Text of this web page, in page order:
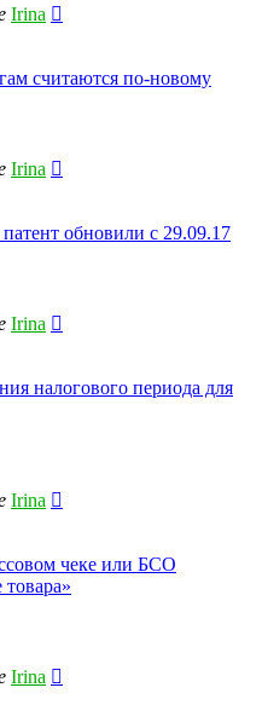
Irina
считаются по-новому
Irina
обновили с 29.09.17
Irina
налогового периода для
Irina
чеке или БСО
Irina